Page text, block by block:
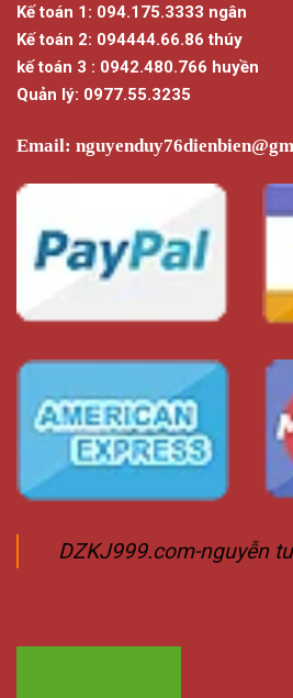
Kế toán 1: 094.175.3333 ngân
Kế toán 2: 094444.66.86 thúy
kế toán 3 : 0942.480.766 huyền
Quản lý: 0977.55.3235
Email:
DZKJ999.com-nguyễn